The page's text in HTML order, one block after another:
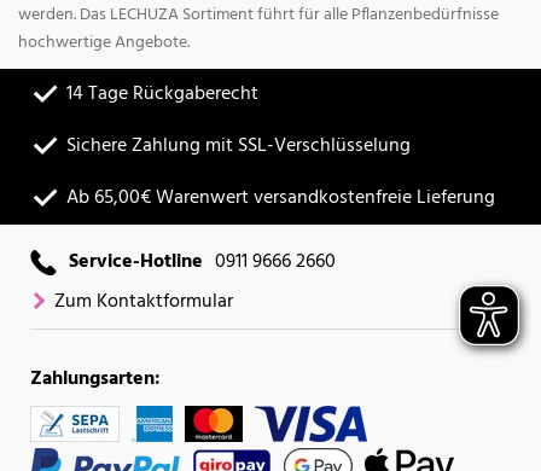
werden. Das LECHUZA Sortiment führt für alle Pflanzenbedürfnisse
hochwertige Angebote.
14 Tage Rückgaberecht
Sichere Zahlung mit SSL-Verschlüsselung
Ab 65,00€ Warenwert versandkostenfreie Lieferung
Service-Hotline 0911 9666 2660
Zum Kontaktformular
Zahlungsarten: